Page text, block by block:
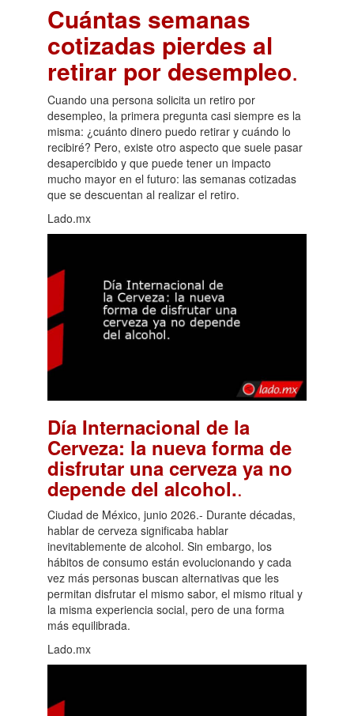
Cuántas semanas
cotizadas pierdes al
retirar por desempleo.
Cuando una persona solicita un retiro por
desempleo, la primera pregunta casi siempre es la
misma: ¿cuánto dinero puedo retirar y cuándo lo
recibiré? Pero, existe otro aspecto que suele pasar
desapercibido y que puede tener un impacto
mucho mayor en el futuro: las semanas cotizadas
que se descuentan al realizar el retiro.
Lado.mx
Día Internacional de la
Cerveza: la nueva forma de
disfrutar una cerveza ya no
depende del alcohol..
Ciudad de México, junio 2026.- Durante décadas,
hablar de cerveza significaba hablar
inevitablemente de alcohol. Sin embargo, los
hábitos de consumo están evolucionando y cada
vez más personas buscan alternativas que les
permitan disfrutar el mismo sabor, el mismo ritual y
la misma experiencia social, pero de una forma
más equilibrada.
Lado.mx